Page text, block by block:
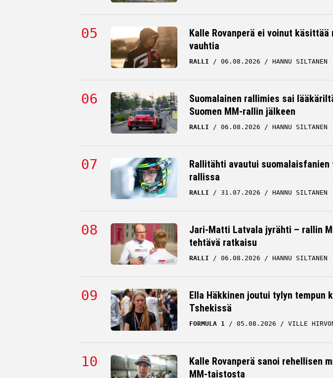
Kalle Rovanperä ei voinut
vauhtia
RALLI 06.08.2026 HANNU SILTANEN
Suomalainen rallimies sai
Suomen MM-rallin jälkeen
RALLI 06.08.2026 HANNU SILTANEN
Rallitähti avautui suomalaisfanien
rallissa
RALLI 31.07.2026 HANNU SILTANEN
Jari-Matti Latvala jyrähti – rallin
tehtävä ratkaisu
RALLI 06.08.2026 HANNU SILTANEN
Ella Häkkinen joutui tylyn tempun
Tshekissä
FORMULA 1 05.08.2026 VILLE
Kalle Rovanperä sanoi rehellisen
MM-taistosta